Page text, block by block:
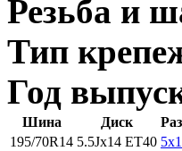
Резьба и
Тип
Год
Шина Диск
195/70R14 5.5Jx14 ET40